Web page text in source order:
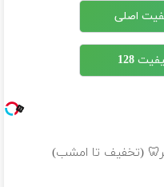
اصلی
128
(تخفیف تا امشب)